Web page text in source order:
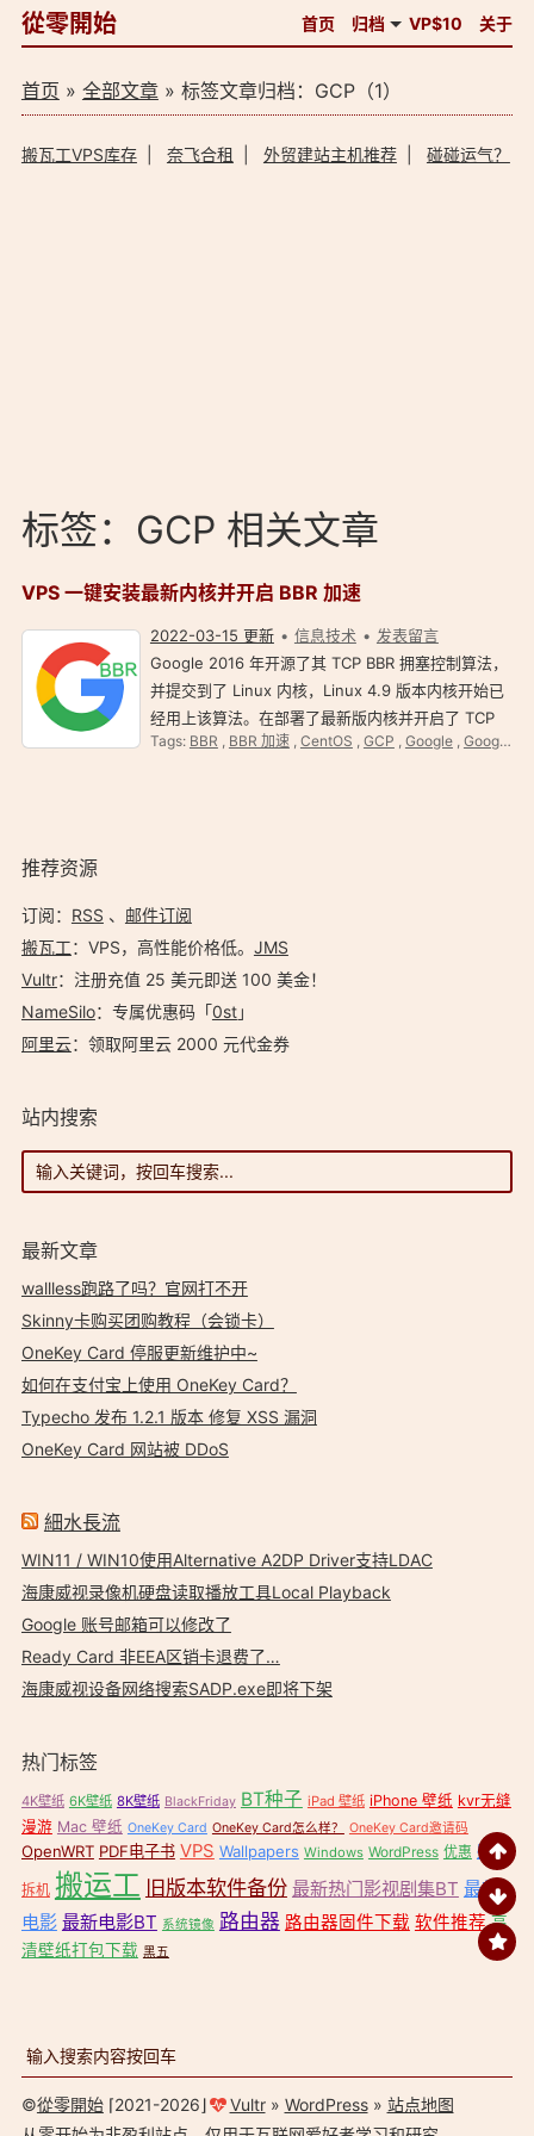
從零開始 首页 归档 VP$10 关于
首页 » 全部文章» 标签文章归档：GCP（1）
搬瓦工VPS库存| 奈飞合租 外贸建站主机推荐| 碰碰运气？
标签：GCP 相关文章
VPS 一键安装最新内核并开启 BBR 加速
2022-03-15 更新 信息技术
发表留言
Google 2016 年开源了其 TCP BBR 拥塞控制算法，
并提交到了 Linux 内核，Linux 4.9 版本内核开始已
经用上该算法。在部署了最新版内核并开启了 TCP
BBR VPS 上，网速甚至可以提升好几个数量级。
Tags: BBR , BBR 加速, CentOS , GCP , Google, Google Cloud Platform
推荐资源
订阅： RSS 、 邮件订阅
搬瓦工：VPS，高性能价格低。️ JMS
Vultr：注册充值 25 美元即送 100 美金！
NameSilo：专属优惠码「0st」
阿里云：领取阿里云 2000 元代金券
站内搜索
最新文章
wallless跑路了吗？官网打不开
Skinny卡购买团购教程（会锁卡）
OneKey Card 停服更新维护中~
如何在支付宝上使用 OneKey Card？
Typecho 发布 1.2.1 版本 修复 XSS 漏洞
OneKey Card 网站被 DDoS
細水長流
WIN11 / WIN10使用Alternative A2DP Driver支持LDAC
海康威视录像机硬盘读取播放工具Local Playback
Google 账号邮箱可以修改了
Ready Card 非EEA区销卡退费了…
海康威视设备网络搜索SADP.exe即将下架
热门标签
4K壁纸 6K壁纸 8K壁纸 BlackFriday BT种子 iPad 壁纸 iPhone 壁纸 kvr无缝
漫游 Mac 壁纸 OneKey Card OneKey Card怎么样？ OneKey Card邀请码
OpenWRT PDF电子书 VPS Wallpapers Windows WordPress 优惠 壁纸
拆机 搬运工 旧版本软件备份 最新热门影视剧集BT 最新
电影 最新电影BT 系统镜像 路由器 路由器固件下载 软件推荐 高
清壁纸打包下载 黑五
©從零開始⌈2021-2026⌋ Vultr» WordPress» 站点地图